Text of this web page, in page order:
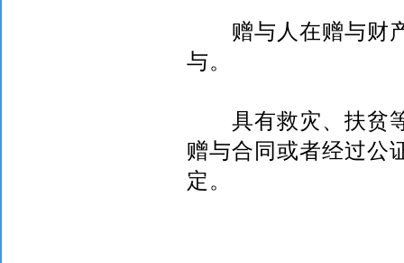
赠与人在赠与财产
与。
具有救灾、扶贫等
赠与合同或者经过公
定。